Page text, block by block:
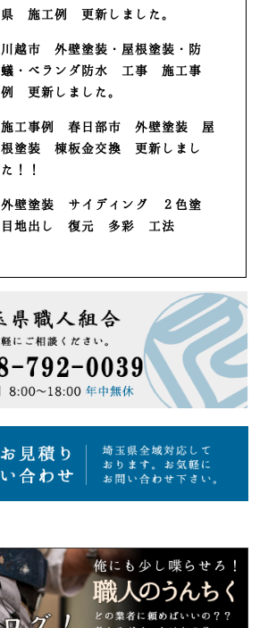
県 施工例 更新しました。
川越市 外壁塗装・屋根塗装・防
蟻・ベランダ防水 工事 施工事
例 更新しました。
施工事例 春日部市 外壁塗装 屋
根塗装 棟板金交換 更新しまし
た！！
外壁塗装 サイディング ２色塗
目地出し 復元 多彩 工法